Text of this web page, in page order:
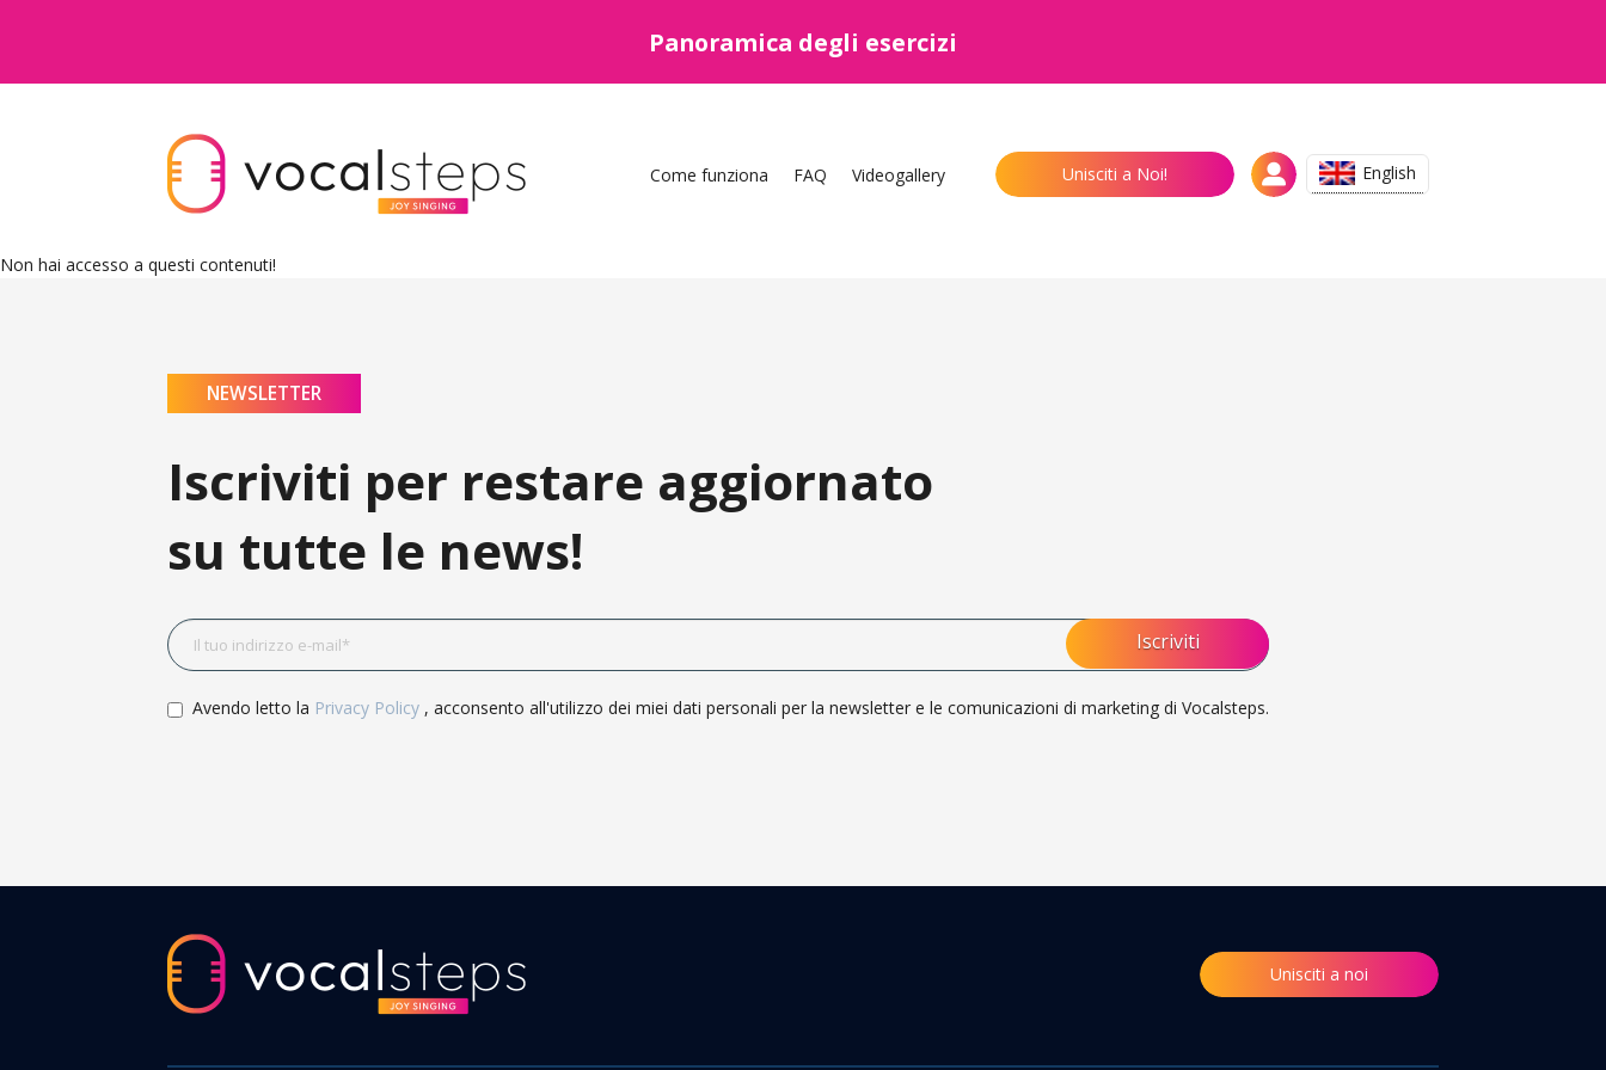
Panoramica degli esercizi
Come funziona FAQ Videogallery Unisciti a Noi! English
Non hai accesso a questi contenuti!
NEWSLETTER
Iscriviti per restare aggiornato
su tutte le news!
Avendo letto la Privacy Policy , acconsento all'utilizzo dei miei dati personali per la newsletter e le comunicazioni di marketing di Vocalsteps.
Unisciti a noi